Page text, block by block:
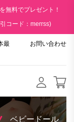
無料でプレゼント！
コード：merrss)
最
お問い合わせ
ベビードール